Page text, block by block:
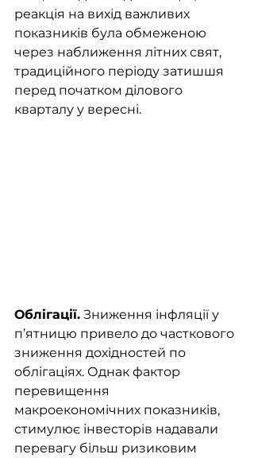
реакція на вихід важливих
показників була обмеженою
через наближення літних свят,
традиційного періоду затишшя
перед початком ділового
кварталу у вересні.
Облігації. Зниження інфляції у
п’ятницю привело до часткового
зниження дохідностей по
облігаціях. Однак фактор
перевищення
макроекономічних показників,
стимулює інвесторів надавали
перевагу більш ризиковим